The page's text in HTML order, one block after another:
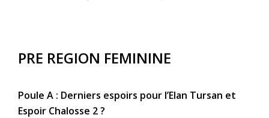
PRE REGION FEMININE
Poule A : Derniers espoirs pour l’Elan Tursan et
Espoir Chalosse 2 ?